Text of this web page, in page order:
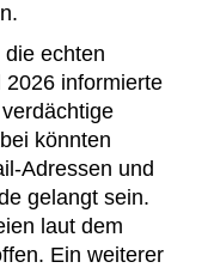
echten
2026 informierte
könnten
Adressen und
gelangt sein.
laut dem
Ein weiterer